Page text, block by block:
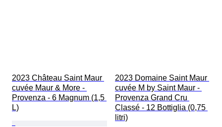
2023 Château Saint Maur
cuvée Maur & More -
Provenza - 6 Magnum (1,5
L)
2023 Domaine Saint Maur
cuvée M by Saint Maur -
Provenza Grand Cru
Classé - 12 Bottiglia (0,75
litri)